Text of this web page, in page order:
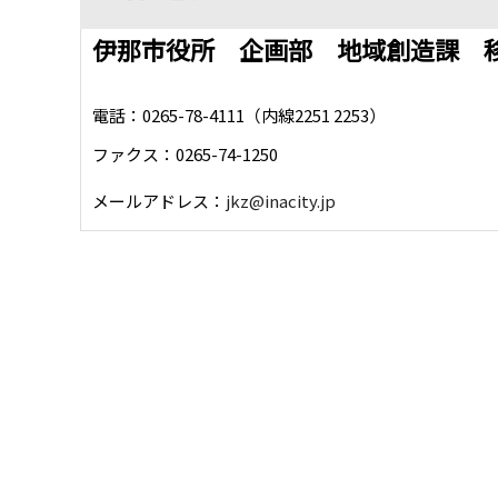
伊那市役所 企画部 地域創造課
電話：0265-78-4111（内線2251 2253）
ファクス：0265-74-1250
メールアドレス： jkz@inacity.jp